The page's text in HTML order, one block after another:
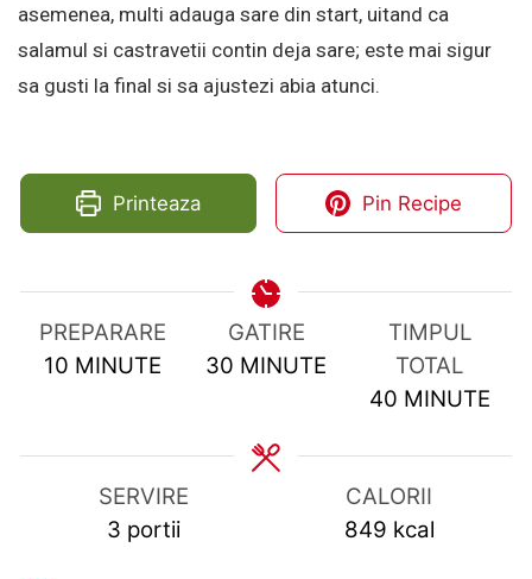
asemenea, multi adauga sare din start, uitand ca
salamul si castravetii contin deja sare; este mai sigur
sa gusti la final si sa ajustezi abia atunci.
Printeaza Pin Recipe
PREPARARE
10MINUTES
MINUTE
GATIRE
30 MINUTES
MINUTE
TIMPUL
TOTAL
40 MINUTES
MINUTE
SERVIRE
3 portii
CALORII
849 kcal